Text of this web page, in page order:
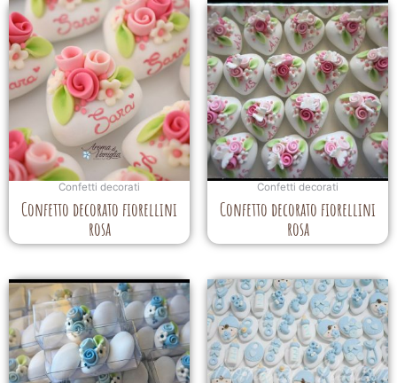
Confetti decorati
Confetto decorato fiorellini
rosa
Confetti decorati
Confetto decorato fiorellini
rosa